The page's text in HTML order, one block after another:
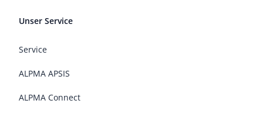
Unser Service
Service
ALPMA APSIS
ALPMA Connect